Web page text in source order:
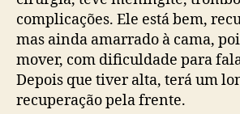
u
a
l
i
complicações. Ele está bem,
mas ainda amarrado à cama,
mover, com dificuldade para
Depois que tiver alta, terá um
recuperação pela frente.